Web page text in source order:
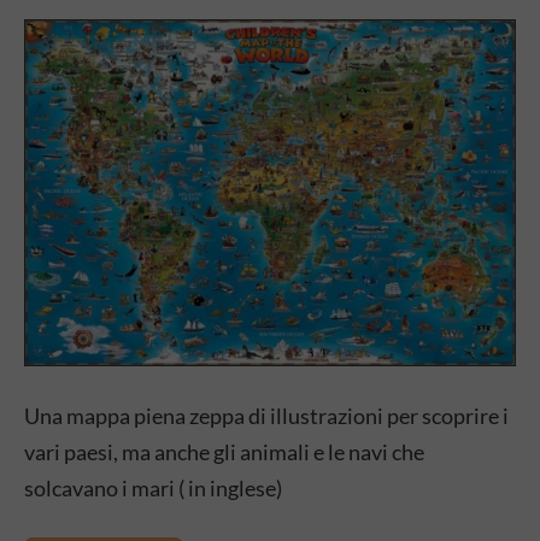
Una mappa piena zeppa di illustrazioni per scoprire i
vari paesi, ma anche gli animali e le navi che
solcavano i mari ( in inglese)